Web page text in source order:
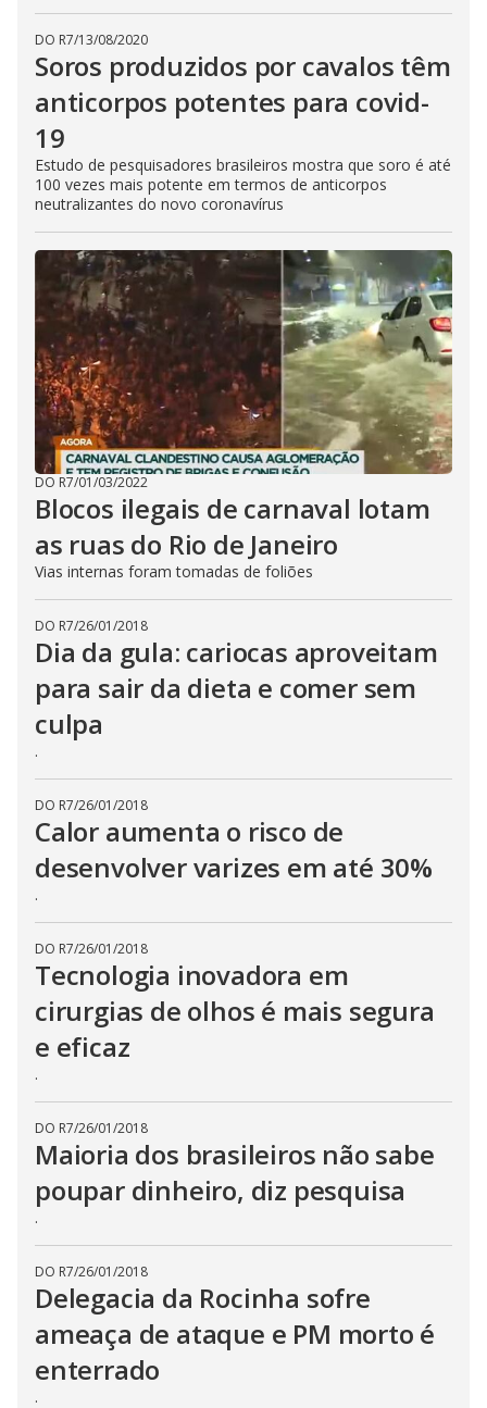
DO R7/13/08/2020
Soros produzidos por cavalos têm
anticorpos potentes para covid-
19
Estudo de pesquisadores brasileiros mostra que soro é até
100 vezes mais potente em termos de anticorpos
neutralizantes do novo coronavírus
DO R7/01/03/2022
Blocos ilegais de carnaval lotam
as ruas do Rio de Janeiro
Vias internas foram tomadas de foliões
DO R7/26/01/2018
Dia da gula: cariocas aproveitam
para sair da dieta e comer sem
culpa
.
DO R7/26/01/2018
Calor aumenta o risco de
desenvolver varizes em até 30%
.
DO R7/26/01/2018
Tecnologia inovadora em
cirurgias de olhos é mais segura
e eficaz
.
DO R7/26/01/2018
Maioria dos brasileiros não sabe
poupar dinheiro, diz pesquisa
.
DO R7/26/01/2018
Delegacia da Rocinha sofre
ameaça de ataque e PM morto é
enterrado
.